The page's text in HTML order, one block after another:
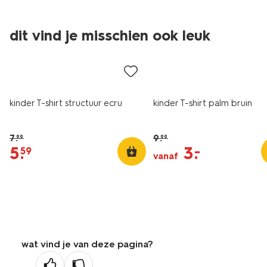
dit vind je misschien ook leuk
sale
kinder T-shirt structuur ecru
7.99
5.
59
sale
kinder T-shirt palm bruin
9.99
vanaf 3.
–
wat vind je van deze pagina?